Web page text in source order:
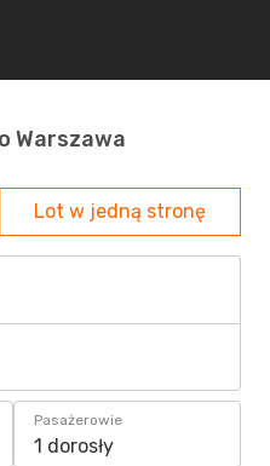
Warszawa
Lot w jedną stronę
Pasażerowie
1 dorosły